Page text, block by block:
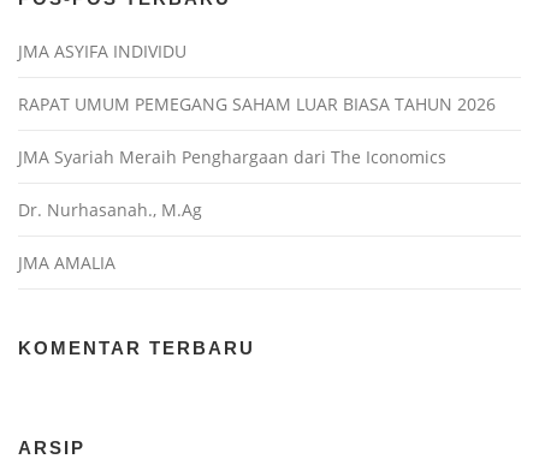
JMA ASYIFA INDIVIDU
RAPAT UMUM PEMEGANG SAHAM LUAR BIASA TAHUN 2026
JMA Syariah Meraih Penghargaan dari The Iconomics
Dr. Nurhasanah., M.Ag
JMA AMALIA
KOMENTAR TERBARU
ARSIP